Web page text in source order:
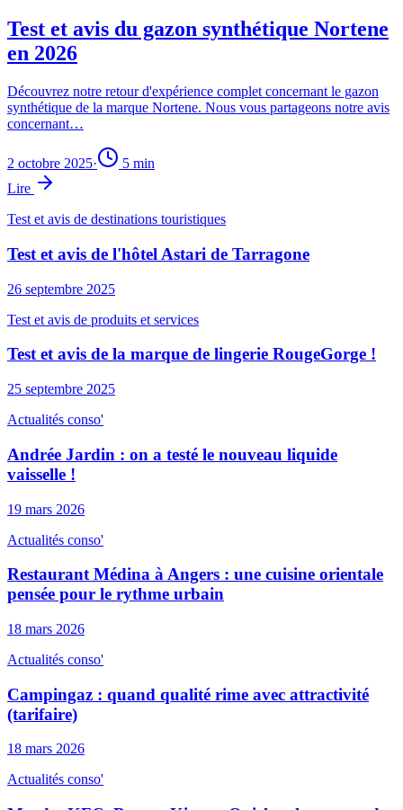
Test et avis du gazon synthétique Nortene
en 2026
Découvrez notre retour d'expérience complet concernant le gazon
synthétique de la marque Nortene. Nous vous partageons notre avis
concernant…
2 octobre 2025· 5 min
Lire
Test et avis de destinations touristiques
Test et avis de l'hôtel Astari de Tarragone
26 septembre 2025
Test et avis de produits et services
Test et avis de la marque de lingerie RougeGorge !
25 septembre 2025
Actualités conso'
Andrée Jardin : on a testé le nouveau liquide
vaisselle !
19 mars 2026
Actualités conso'
Restaurant Médina à Angers : une cuisine orientale
pensée pour le rythme urbain
18 mars 2026
Actualités conso'
Campingaz : quand qualité rime avec attractivité
(tarifaire)
18 mars 2026
Actualités conso'